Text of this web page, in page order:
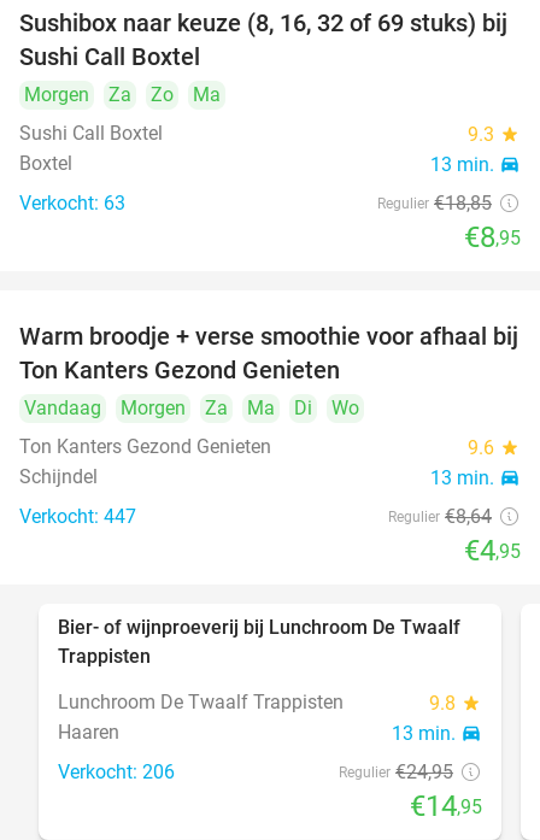
53%
Sushibox naar keuze (8, 16, 32 of 69 stuks) bij
Sushi Call Boxtel
Morgen Za Zo
Ma
Sushi Call Boxtel
9.3 star
Boxtel 13 min. directions_car
Verkocht: 63 Regulier €18,85
€8,95
43%
Warm broodje + verse smoothie voor afhaal bij
Ton Kanters Gezond Genieten
Vandaag Morgen Za Ma Di
Wo
Ton Kanters Gezond Genieten
9.6 star
Schijndel 13 min. directions_car
Verkocht: 447 Regulier €8,64
€4,95
40%
Bier- of wijnproeverij bij Lunchroom De Twaalf
Trappisten
Lunchroom De Twaalf Trappisten
9.8 star
Haaren 13 min. directions_car
Verkocht: 206 Regulier €24,95
€14,95